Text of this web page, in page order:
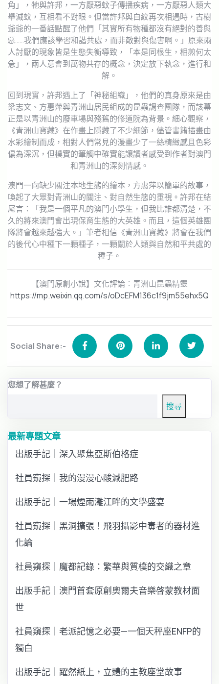
角」，牠與許邦，一方厭惡蚊子傳播疾病，一方厭惡人類大
舉滅蚊，互相看不對眼。但當許邦與白紋再次相遇時，古樹
爺爺的一番話點醒了他們「其實所有物種都沒有絕對的善與
惡……我們應該學習和諧共處，而非敵對與傷害啊。」原來兩
人討厭的現象皆是生態失衡導致，「本是同根生，相煎何太
急」，兩人意會到萬物共存的概念，決定放下執念，進行和
解。
回到現實，許邦遇上了「神秘組織」，他們的真身原來是由
梁志文、方惠萍與青洲山居民組成的昆蟲調查團隊，而該幕
正是以青洲山的廢車場與殘舊的修道院為背景。細心觀察，
《青洲山寶藏》在作畫上隱藏了不少細節，儘管書籍插畫由
水彩繪制而成，相對人們常見的漫畫少了一絲精緻感且色彩
偏為深沉，但樸實的筆觸中確實能讓讀者感受到作者對澳門
和青洲山的深刻情感。
澳門一向缺少關注本地生態的繪本，方惠萍以簡單的故事，
喚起了大眾對青洲山的關注、對自然生態的重視。許邦在結
尾言：「我是一個平凡的澳門小學生，但我比誰都清楚，不
久的將來澳門會出現保育生態的大英雄。而且，這個英雄團
隊將會越來越強大。」筆者相信《青洲山寶藏》將會在我們
的後代心中種下一顆種子，一顆關於人類與自然和平共處的
種子。
【澳門原創小說】文化評論︰青洲山昆蟲精靈
https://mp.weixin.qq.com/s/oDcEFM136c1f9jm55ehx5Q
Social Share:-
您想了解甚麼？
搜尋
最新專題文章
出版手記｜深入聚焦亞斯伯格症
社員窺探｜我的漫漫心酸減肥路
出版手記｜一場煙雨灕江畔的文學盛宴
社員窺探｜黑洞擴張！飛羽攝影中毒者的器材進
化論
社員窺探｜魔都記錄：繁華與質樸的交織之章
出版手記｜澳門首套原創奧爾夫音樂啓蒙教材面
世
社員窺探｜老派記憶之必要—一個天秤座ENFP的
獨白
出版手記｜躍然紙上，立體的主教座堂故事